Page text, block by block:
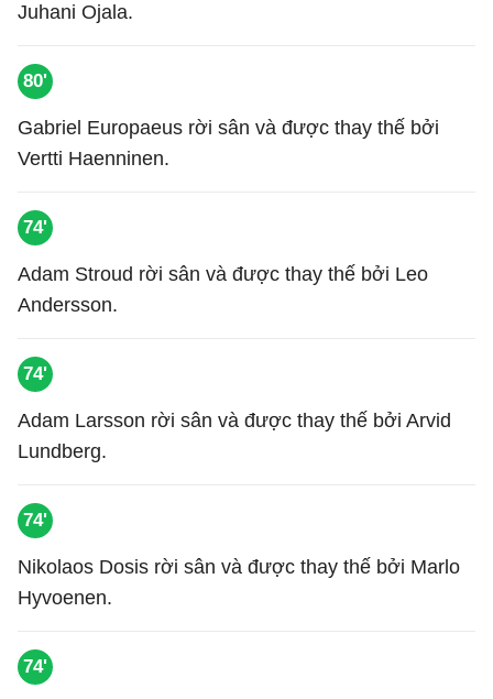
Juhani Ojala.
80'
Gabriel Europaeus rời sân và được thay thế bởi
Vertti Haenninen.
74'
Adam Stroud rời sân và được thay thế bởi Leo
Andersson.
74'
Adam Larsson rời sân và được thay thế bởi Arvid
Lundberg.
74'
Nikolaos Dosis rời sân và được thay thế bởi Marlo
Hyvoenen.
74'